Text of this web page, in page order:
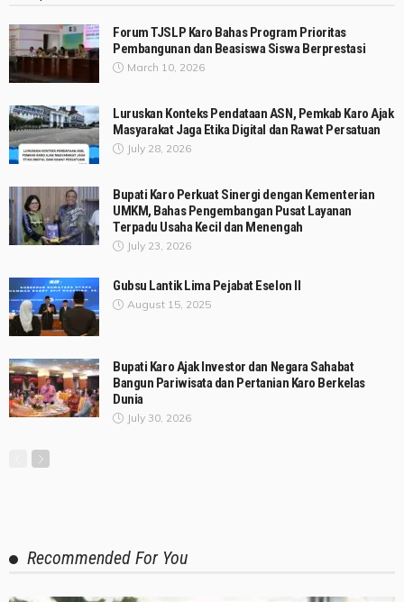
Forum TJSLP Karo Bahas Program Prioritas
Pembangunan dan Beasiswa Siswa Berprestasi
March 10, 2026
Luruskan Konteks Pendataan ASN, Pemkab Karo Ajak
Masyarakat Jaga Etika Digital dan Rawat Persatuan
July 28, 2026
Bupati Karo Perkuat Sinergi dengan Kementerian
UMKM, Bahas Pengembangan Pusat Layanan
Terpadu Usaha Kecil dan Menengah
July 23, 2026
Gubsu Lantik Lima Pejabat Eselon II
August 15, 2025
Bupati Karo Ajak Investor dan Negara Sahabat
Bangun Pariwisata dan Pertanian Karo Berkelas
Dunia
July 30, 2026
Recommended For You